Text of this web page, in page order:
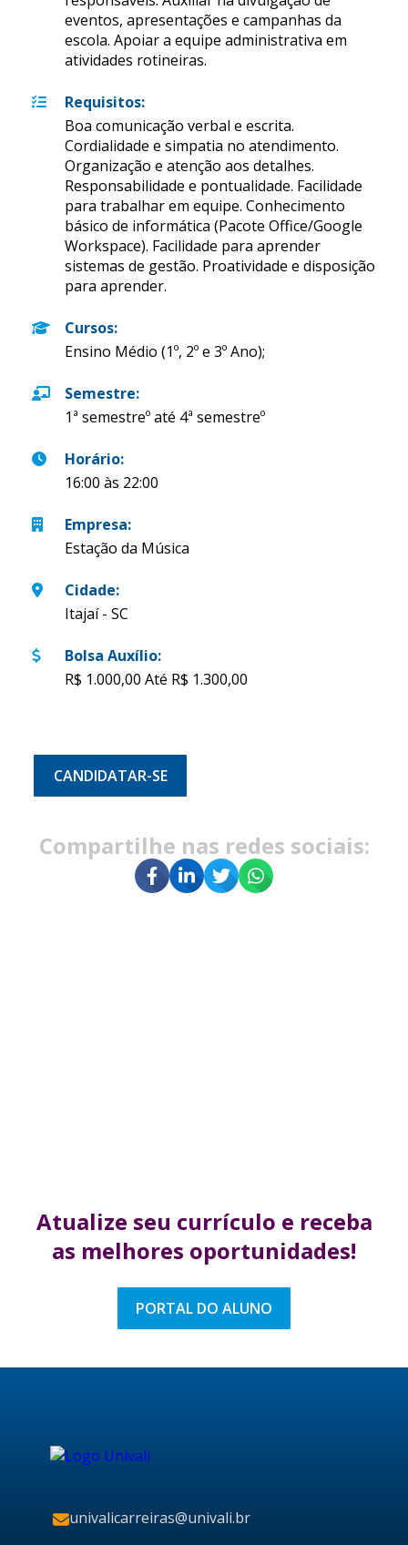
eventos, apresentações e campanhas da
escola. Apoiar a equipe administrativa em
atividades rotineiras.
Requisitos:
Boa comunicação verbal e escrita.
Cordialidade e simpatia no atendimento.
Organização e atenção aos detalhes.
Responsabilidade e pontualidade. Facilidade
para trabalhar em equipe. Conhecimento
básico de informática (Pacote Office/Google
Workspace). Facilidade para aprender
sistemas de gestão. Proatividade e disposição
para aprender.
Cursos:
Ensino Médio (1º, 2º e 3º Ano);
Semestre:
1ª semestreº até 4ª semestreº
Horário:
16:00 às 22:00
Empresa:
Estação da Música
Cidade:
Itajaí - SC
Bolsa Auxílio:
R$ 1.000,00 Até R$ 1.300,00
CANDIDATAR-SE
Compartilhe nas redes sociais:
Atualize seu currículo e receba
as melhores oportunidades!
PORTAL DO ALUNO
univalicarreiras@univali.br